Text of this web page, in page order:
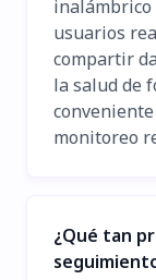
inalámbrico
usuarios
compartir
la salud de
monitoreo
¿Qué tan